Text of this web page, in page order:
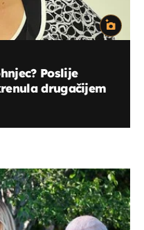
Poslije
drugačijem